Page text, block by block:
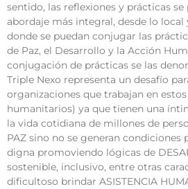
sentido, las reflexiones y prácticas
abordaje más integral, desde lo
donde se puedan conjugar las
de Paz, el Desarrollo y la Acción
conjugación de prácticas se las
Triple Nexo representa un desafío
organizaciones que trabajan en
humanitarios) ya que tienen una
la vida cotidiana de millones de
PAZ sino no se generan condiciones
digna promoviendo lógicas de
sostenible, inclusivo, entre otras
dificultoso brindar ASISTENCIA